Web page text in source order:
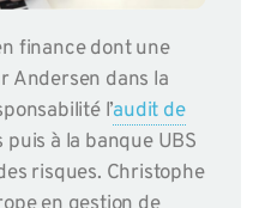
finance dont une
Andersen dans la
l’audit de
à la banque UBS
risques. Christophe